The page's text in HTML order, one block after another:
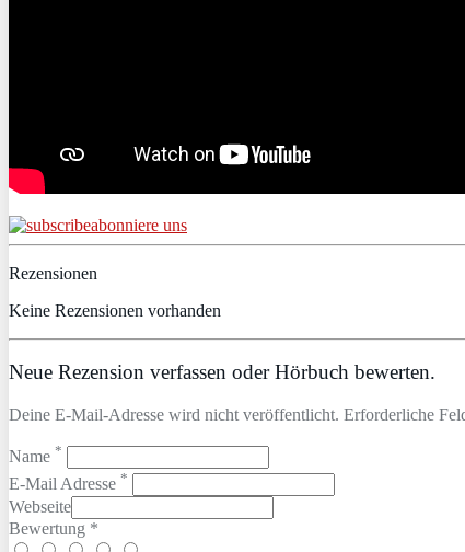
abonniere uns
Rezensionen
Keine Rezensionen vorhanden
Neue Rezension verfassen oder Hörbuch bewerten.
Deine E-Mail-Adresse wird nicht veröffentlicht. Erforderliche
Name *
E-Mail Adresse *
Webseite
Bewertung *